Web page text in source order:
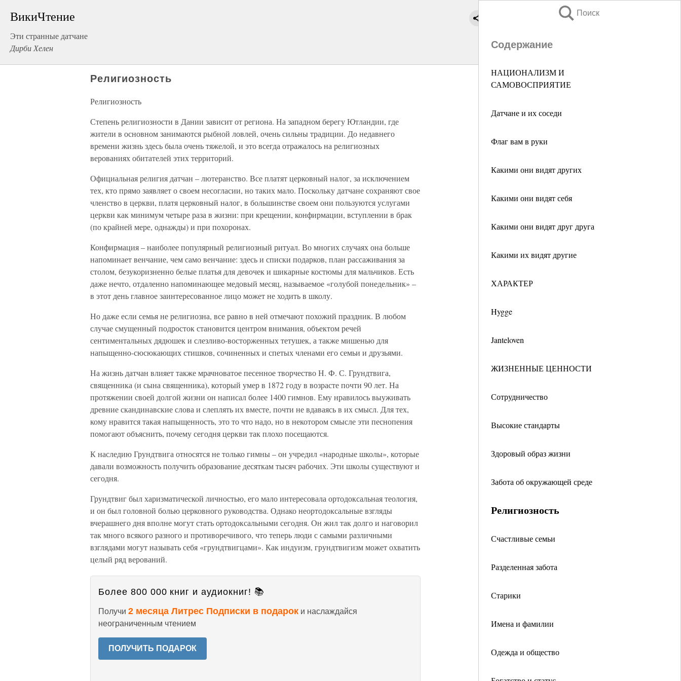
ВикиЧтение
Эти странные датчане
Дирби Хелен
Поиск
Содержание
НАЦИОНАЛИЗМ И
САМОВОСПРИЯТИЕ
Датчане и их соседи
Флаг вам в руки
Какими они видят других
Какими они видят себя
Какими они видят друг друга
Какими их видят другие
ХАРАКТЕР
Hygge
Janteloven
ЖИЗНЕННЫЕ ЦЕННОСТИ
Сотрудничество
Высокие стандарты
Здоровый образ жизни
Забота об окружающей среде
Религиозность
Счастливые семьи
Разделенная забота
Старики
Имена и фамилии
Одежда и общество
Религиозность
Религиозность
Степень религиозности в Дании зависит от региона. На западном берегу Ютландии, где
жители в основном занимаются рыбной ловлей, очень сильны традиции. До недавнего
времени жизнь здесь была очень тяжелой, и это всегда отражалось на религиозных
верованиях обитателей этих территорий.
Официальная религия датчан – лютеранство. Все платят церковный налог, за исключением
тех, кто прямо заявляет о своем несогласии, но таких мало. Поскольку датчане сохраняют свое
членство в церкви, платя церковный налог, в большинстве своем они пользуются услугами
церкви как минимум четыре раза в жизни: при крещении, конфирмации, вступлении в брак
(по крайней мере, однажды) и при похоронах.
Конфирмация – наиболее популярный религиозный ритуал. Во многих случаях она больше
напоминает венчание, чем само венчание: здесь и списки подарков, план рассаживания за
столом, безукоризненно белые платья для девочек и шикарные костюмы для мальчиков. Есть
даже нечто, отдаленно напоминающее медовый месяц, называемое «голубой понедельник» –
в этот день главное заинтересованное лицо может не ходить в школу.
Но даже если семья не религиозна, все равно в ней отмечают похожий праздник. В любом
случае смущенный подросток становится центром внимания, объектом речей
сентиментальных дядюшек и слезливо-восторженных тетушек, а также мишенью для
напыщенно-сюсюкающих стишков, сочиненных и спетых членами его семьи и друзьями.
На жизнь датчан влияет также мрачноватое песенное творчество Н. Ф. С. Грундтвига,
священника (и сына священника), который умер в 1872 году в возрасте почти 90 лет. На
протяжении своей долгой жизни он написал более 1400 гимнов. Ему нравилось выуживать
древние скандинавские слова и слеплять их вместе, почти не вдаваясь в их смысл. Для тех,
кому нравится такая напыщенность, это то что надо, но в некотором смысле эти песнопения
помогают объяснить, почему сегодня церкви так плохо посещаются.
К наследию Грундтвига относятся не только гимны – он учредил «народные школы», которые
давали возможность получить образование десяткам тысяч рабочих. Эти школы существуют и
сегодня.
Грундтвиг был харизматической личностью, его мало интересовала ортодоксальная теология,
и он был головной болью церковного руководства. Однако неортодоксальные взгляды
вчерашнего дня вполне могут стать ортодоксальными сегодня. Он жил так долго и наговорил
так много всякого разного и противоречивого, что теперь люди с самыми различными
взглядами могут называть себя «грундтвигцами». Как индуизм, грундтвигизм может охватить
целый ряд верований.
Более 800 000 книг и аудиокниг! 📚
Получи 2 месяца Литрес Подписки в подарок и наслаждайся
неограниченным чтением
ПОЛУЧИТЬ ПОДАРОК